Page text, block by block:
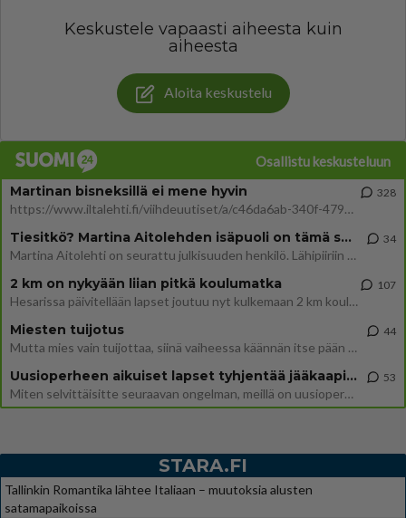
Keskustele vapaasti aiheesta kuin
aiheesta
Aloita keskustelu
Osallistu keskusteluun
Martinan bisneksillä ei mene hyvin
https://www.iltalehti.fi/viihdeuutiset/a/c46da6ab-340f-4790-aaa7-0865eed2336 Yrityksen konkurssihakemus on tullut kärä
328
Tiesitkö? Martina Aitolehden isäpuoli on tämä suosittu laulaja
Martina Aitolehti on seurattu julkisuuden henkilö. Lähipiiriin mahtuu muitakin tunnettuja henkilöitä. Tiesitkö, että Ma
34
2 km on nykyään liian pitkä koulumatka
Hesarissa päivitellään lapset joutuu nyt kulkemaan 2 km kouluun jösses. Ruostefillarilla tuo matka menee vaikka miten äk
107
Miesten tuijotus
Mutta mies vain tuijottaa, siinä vaiheessa käännän itse pään pois. Mikä juttu? Yleensä jos joku tuijottaa tai katsoo, hä
44
Uusioperheen aikuiset lapset tyhjentää jääkaapin käydessään
Miten selvittäisitte seuraavan ongelman, meillä on uusioperhe, minulla teini-ikäiset lapset ja puolisolla aikuiset, jotk
53
STARA.FI
Tallinkin Romantika lähtee Italiaan – muutoksia alusten
satamapaikoissa